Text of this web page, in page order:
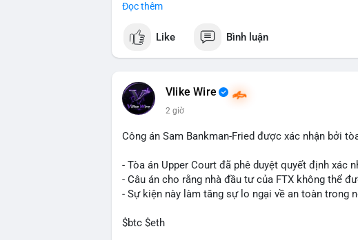
Trends Việt Nam, từ khóa như 'con riêng', 'phạm
💬 DÒNG CHẢY TIN TỨC & TRUYỀN THÔNG:
Telegram, tin tức nổi bật bao gồm việc Tether mở
Bitcoin miners chuyển hướng AI. Các tin tức quốc
trường.
💡 NHẬN ĐỊNH & KHUYẾN NGHỊ: Tâm lý thị
tập trung vào cơ hội an toàn và theo dõi xu hướng
📊 Nguồn: Radar Tâm Lý Thị Trường
Đọc thêm
Like Bình luận
Vlike Wire
2 giờ
Công án Sam Bankman-Fried được xác nhận bởi
- Tòa án Upper Court đã phê duyệt quyết định xác
- Câu án cho rằng nhà đầu tư của FTX không thể
- Sự kiện này làm tăng sự lo ngại về an toàn trong
$btc $eth